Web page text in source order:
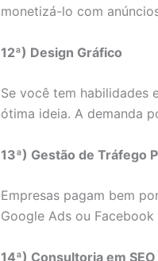
monetizá-lo com
12ª) Design Gráfico
Se você tem habilidades
ótima ideia. A demanda
13ª) Gestão de Tráfego
Empresas pagam bem
Google Ads ou Facebook
14ª) Consultoria em SEO